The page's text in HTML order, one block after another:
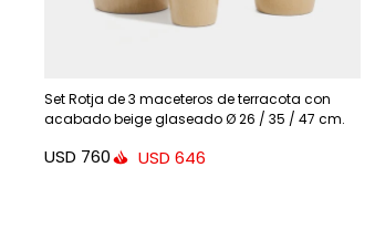
Set Rotja de 3 maceteros de terracota con
acabado beige glaseado Ø 26 / 35 / 47 cm.
USD 760 USD 646